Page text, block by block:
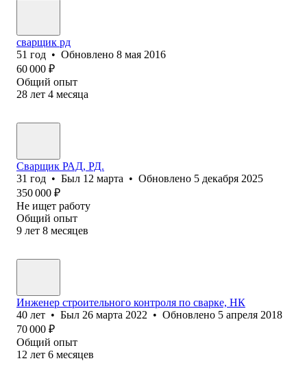
сварщик рд
51 год • Обновлено 8 мая 2016
60 000 ₽
Общий опыт
28 лет 4 месяца
Сварщик РАД, РД.
31 год • Был 12 марта • Обновлено 5 декабря 2025
350 000 ₽
Не ищет работу
Общий опыт
9 лет 8 месяцев
Инженер строительного контроля по сварке, НК
40 лет • Был 26 марта 2022 • Обновлено 5 апреля 2018
70 000 ₽
Общий опыт
12 лет 6 месяцев